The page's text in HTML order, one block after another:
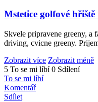
Mstetice golfové
Skvele pripravene greeny, a
driving, cvicne greeny.
Zobrazit více Zobrazit méně
5 To se mi líbí 0 Sdílení
To se mi líbí
Komentář
Sdílet